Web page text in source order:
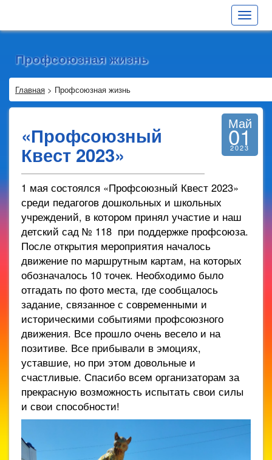
Toggle
Профсоюзная жизнь
Главная > Профсоюзная жизнь
«Профсоюзный
Квест 2023»
Май
01
2023
1 мая состоялся «Профсоюзный Квест 2023»
среди педагогов дошкольных и школьных
учреждений, в котором принял участие и наш
детский сад № 118 при поддержке профсоюза.
После открытия мероприятия началось
движение по маршрутным картам, на которых
обозначалось 10 точек. Необходимо было
отгадать по фото места, где сообщалось
задание, связанное с современными и
историческими событиями профсоюзного
движения. Все прошло очень весело и на
позитиве. Все прибывали в эмоциях,
уставшие, но при этом довольные и
счастливые. Спасибо всем организаторам за
прекрасную возможность испытать свои силы
и свои способности!